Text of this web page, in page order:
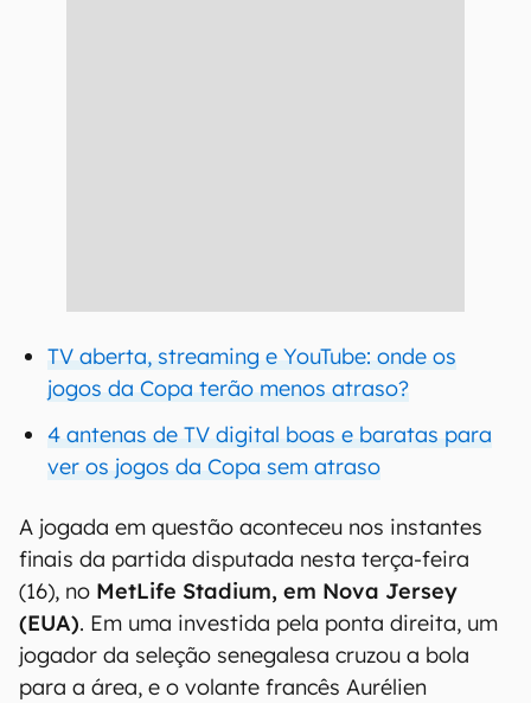
TV aberta, streaming e YouTube: onde os
jogos da Copa terão menos atraso?
4 antenas de TV digital boas e baratas para
ver os jogos da Copa sem atraso
A jogada em questão aconteceu nos instantes
finais da partida disputada nesta terça-feira
(16), no MetLife Stadium, em Nova Jersey
(EUA). Em uma investida pela ponta direita, um
jogador da seleção senegalesa cruzou a bola
para a área, e o volante francês Aurélien